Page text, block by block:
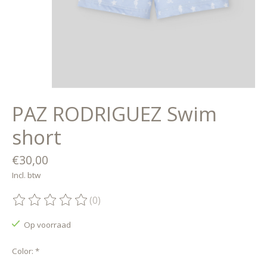
PAZ RODRIGUEZ Swim
short
€30,00
Incl. btw
De beoordeling van dit product is
(0)
Op voorraad
Color: *